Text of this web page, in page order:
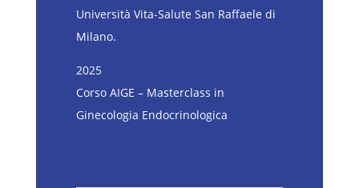
Università Vita-Salute San Raffaele di
Milano.
2025
Corso AIGE – Masterclass in
Ginecologia Endocrinologica